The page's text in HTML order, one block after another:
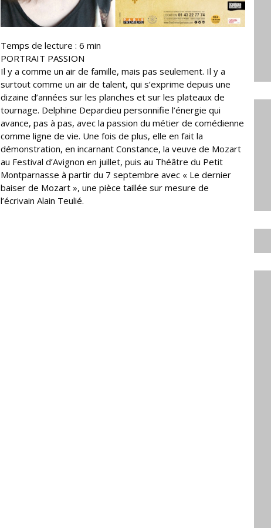
Temps de lecture :6 min
PORTRAIT PASSION
Il y a comme un air de famille, mais pas seulement. Il y a
surtout comme un air de talent, qui s’exprime depuis une
dizaine d’années sur les planches et sur les plateaux de
tournage. Delphine Depardieu personnifie l’énergie qui
avance, pas à pas, avec la passion du métier de comédienne
comme ligne de vie. Une fois de plus, elle en fait la
démonstration, en incarnant Constance, la veuve de Mozart
au Festival d’Avignon en juillet, puis au Théâtre du Petit
Montparnasse à partir du 7 septembre avec « Le dernier
baiser de Mozart », une pièce taillée sur mesure de
l’écrivain Alain Teulié.